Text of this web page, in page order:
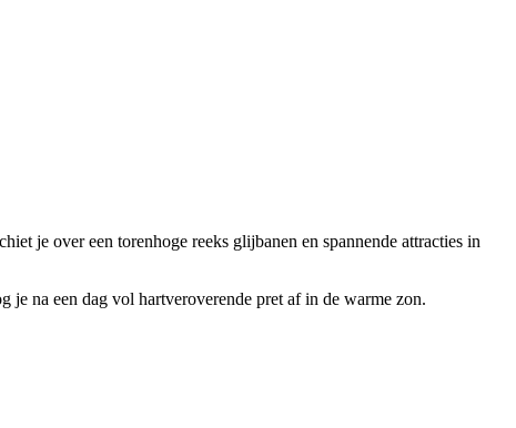
je over een torenhoge reeks glijbanen en spannende attracties in
na een dag vol hartveroverende pret af in de warme zon.